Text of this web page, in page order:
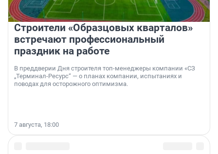
Строители «Образцовых кварталов»
встречают профессиональный
праздник на работе
В преддверии Дня строителя топ-менеджеры компании «СЗ
„Терминал-Ресурс“ — о планах компании, испытаниях и
поводах для осторожного оптимизма.
7 августа, 18:00